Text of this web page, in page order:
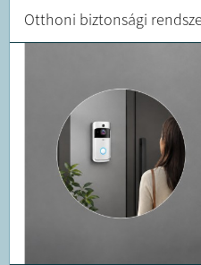
Otthoni biztonsági